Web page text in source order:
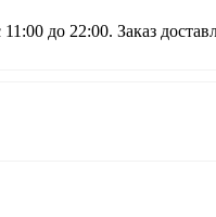
до 22:00. Заказ